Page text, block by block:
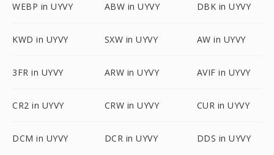
WEBP in UYVY ABW in UYVY DBK in UYVY
KWD in UYVY SXW in UYVY AW in UYVY
3FR in UYVY ARW in UYVY AVIF in UYVY
CR2 in UYVY CRW in UYVY CUR in UYVY
DCM in UYVY DCR in UYVY DDS in UYVY